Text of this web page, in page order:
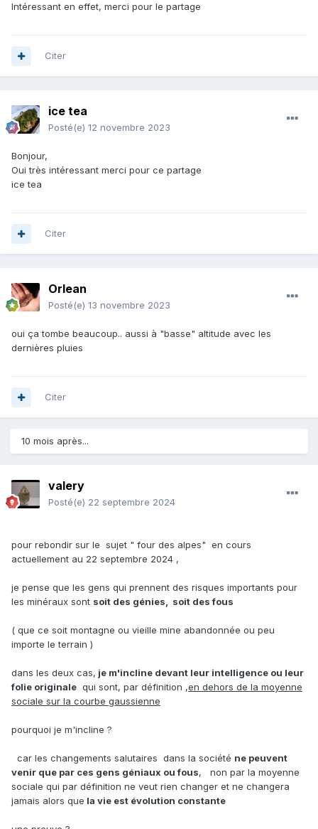
Intéressant en effet, merci pour le partage
Citer
ice tea
Posté(e) 12 novembre 2023
Bonjour,
Oui très intéressant merci pour ce partage
ice tea
Citer
Orlean
Posté(e) 13 novembre 2023
oui ça tombe beaucoup.. aussi à "basse" altitude avec les
dernières pluies
Citer
10 mois après...
valery
Posté(e) 22 septembre 2024
pour rebondir sur le sujet " four des alpes" en cours
actuellement au 22 septembre 2024 ,
je pense que les gens qui prennent des risques importants pour
les minéraux sont soit des génies, soit des fous
( que ce soit montagne ou vieille mine abandonnée ou peu
importe le terrain )
dans les deux cas, je m'incline devant leur intelligence ou leur
folie originale qui sont, par définition ,en dehors de la moyenne
sociale sur la courbe gaussienne
pourquoi je m'incline ?
car les changements salutaires dans la société ne peuvent
venir que par ces gens géniaux ou fous, non par la moyenne
sociale qui par définition ne veut rien changer et ne changera
jamais alors que la vie est évolution constante